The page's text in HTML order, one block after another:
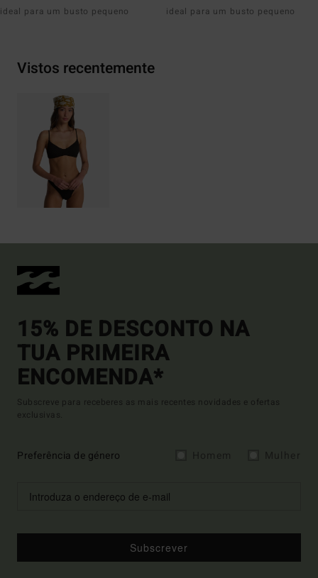
ideal para um busto pequeno ideal para um busto pequeno
Vistos recentemente
15% DE DESCONTO NA
TUA PRIMEIRA
ENCOMENDA*
Subscreve para receberes as mais recentes novidades e ofertas
exclusivas.
Preferência de género
Subscrever